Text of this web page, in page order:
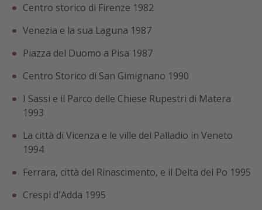
Centro storico di Firenze 1982
Venezia e la sua Laguna 1987
Piazza del Duomo a Pisa 1987
Centro Storico di San Gimignano 1990
I Sassi e il Parco delle Chiese Rupestri di Matera
1993
La città di Vicenza e le ville del Palladio in Veneto
1994
Ferrara, città del Rinascimento, e il Delta del Po 1995
Crespi d'Adda 1995